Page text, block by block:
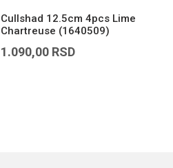
Cullshad 12.5cm 4pcs Lime
Chartreuse (1640509)
1.090,00 RSD